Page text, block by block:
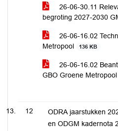
26-06-30.11
begroting 2027-2030
26-06-16.02
Metropool
136 KB
26-06-16.02
GBO Groene Metropool
12
ODRA jaarstukken
en ODGM kadernota